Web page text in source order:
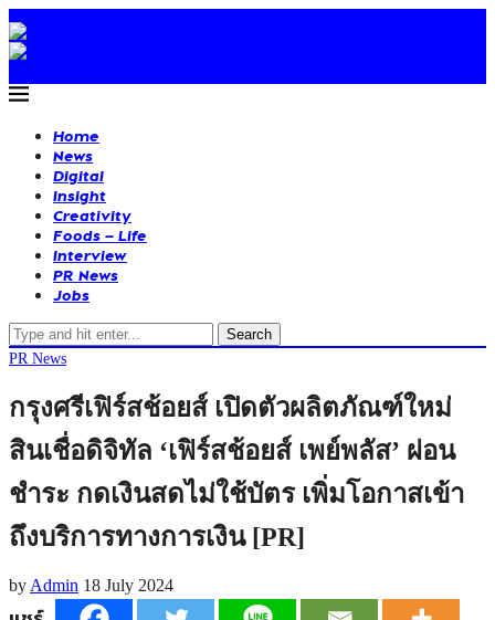
Home
News
Digital
Insight
Creativity
Foods – Life
Interview
PR News
Jobs
Search
PR News
กรุงศรีเฟิร์สช้อยส์ เปิดตัวผลิตภัณฑ์ใหม่
สินเชื่อดิจิทัล ‘เฟิร์สช้อยส์ เพย์พลัส’ ผ่อน
ชำระ กดเงินสดไม่ใช้บัตร เพิ่มโอกาสเข้า
ถึงบริการทางการเงิน [PR]
by Admin 18 July 2024